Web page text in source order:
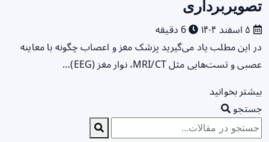
تصویربرداری
6 دقیقه
در این مطلب یاد می‌گیرید پزشک مغز و اعصاب چگونه با معاینه
عصبی و تست‌هایی مثل MRI/CT، نوار مغز (EEG)…
بیشتر بخوانید
جستجو